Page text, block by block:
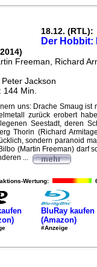
18.12. (RTL):
Der Hobbit:
Freeman, Richard
Peter Jackson
144 Min.
uns: Drache Smaug ist
zurück erobert
Seestadt, deren
Thorin (Richard
sondern paranoid
(Martin Freeman) darf
...
Wertung:
BluRay kaufen
(Amazon)
#Anzeige